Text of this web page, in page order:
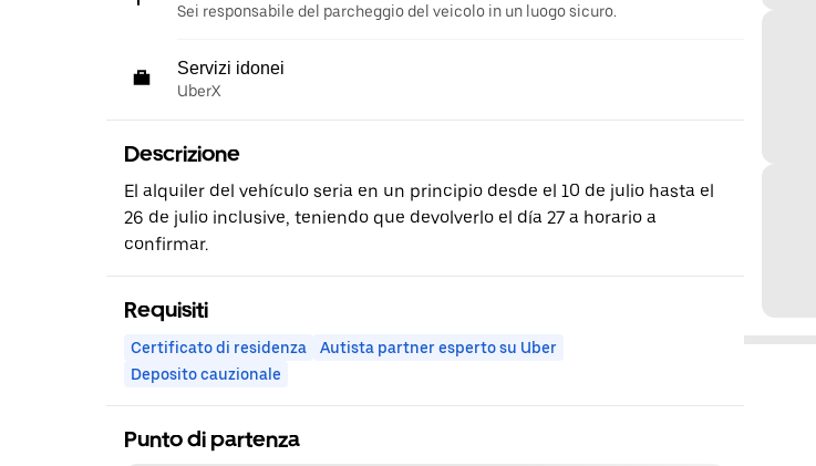
Sei responsabile del parcheggio del veicolo in un luogo sicuro.
Servizi idonei
UberX
Descrizione
El alquiler del vehículo seria en un principio desde el 10 de julio hasta el
26 de julio inclusive, teniendo que devolverlo el día 27 a horario a
confirmar.
Requisiti
Certificato di residenza
Autista partner esperto su Uber
Deposito cauzionale
Punto di partenza